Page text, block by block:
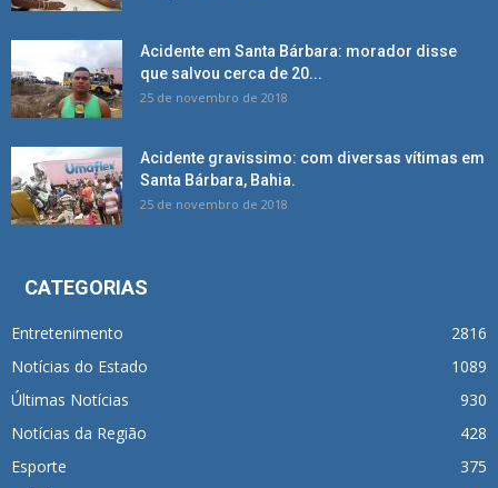
Acidente em Santa Bárbara: morador disse
que salvou cerca de 20...
25 de novembro de 2018
Acidente gravissimo: com diversas vítimas em
Santa Bárbara, Bahia.
25 de novembro de 2018
CATEGORIAS
Entretenimento
2816
Notícias do Estado
1089
Últimas Notícias
930
Notícias da Região
428
Esporte
375